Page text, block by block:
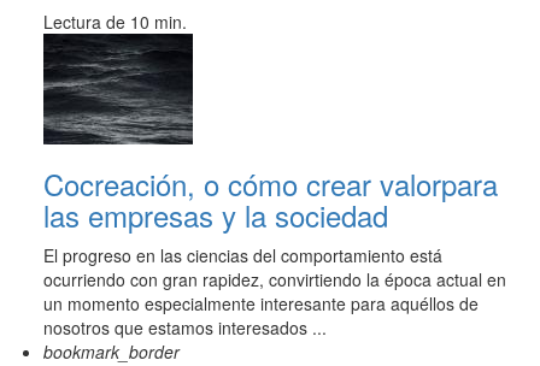
Lectura de 10 min.
Cocreación, o cómo crear valorpara
las empresas y la sociedad
El progreso en las ciencias del comportamiento está
ocurriendo con gran rapidez, convirtiendo la época actual en
un momento especialmente interesante para aquéllos de
nosotros que estamos interesados ...
bookmark_border